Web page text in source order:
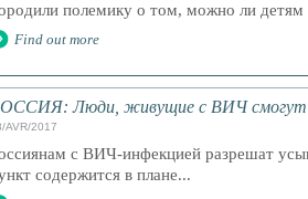
полемику о том, можно ли детям
Find out more
Люди, живущие с ВИЧ смогут
AVR/2017
с ВИЧ-инфекцией разрешат
содержится в плане...